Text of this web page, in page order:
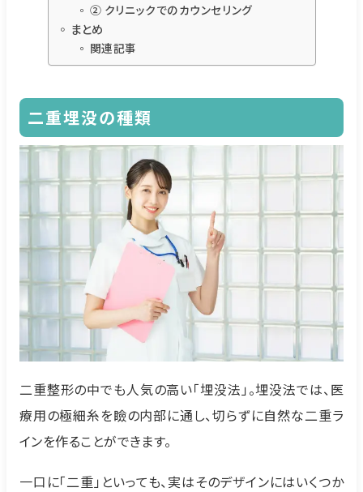
② クリニックでのカウンセリング
まとめ
関連記事
二重埋没の種類
二重整形の中でも人気の高い「埋没法」。埋没法では、医
療用の極細糸を瞼の内部に通し、切らずに自然な二重ラ
インを作ることができます。
一口に「二重」といっても、実はそのデザインにはいくつか